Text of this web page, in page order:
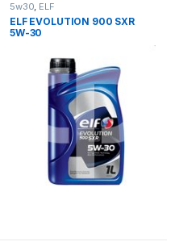
5w30, ELF
ELF EVOLUTION 900 SXR
5W-30